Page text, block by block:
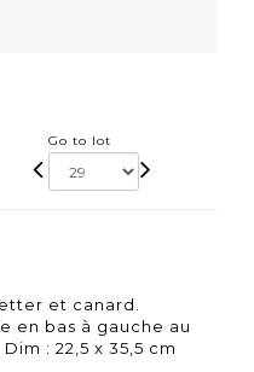
Go to lot
et canard.
en bas à gauche au
: 22,5 x 35,5 cm